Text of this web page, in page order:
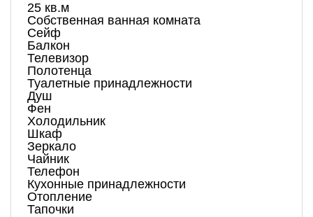
25 кв.м
Собственная ванная комната
Сейф
Балкон
Телевизор
Полотенца
Туалетные принадлежности
Душ
Фен
Холодильник
Шкаф
Зеркало
Чайник
Телефон
Кухонные принадлежности
Отопление
Тапочки